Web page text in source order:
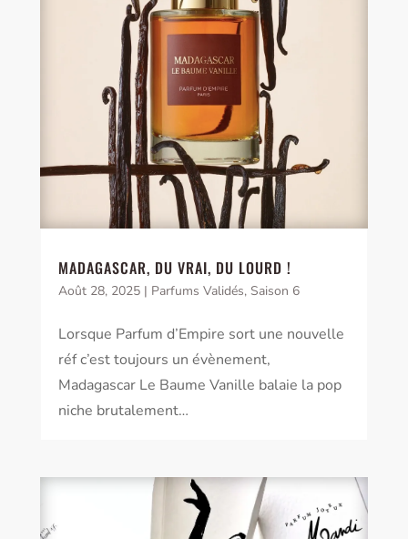
MADAGASCAR, DU VRAI, DU LOURD !
Août 28, 2025| Parfums Validés, Saison 6
Lorsque Parfum d’Empire sort une nouvelle
réf c’est toujours un évènement,
Madagascar Le Baume Vanille balaie la pop
niche brutalement…